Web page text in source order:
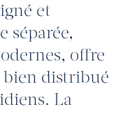
et
séparée,
offre
bien distribué
La